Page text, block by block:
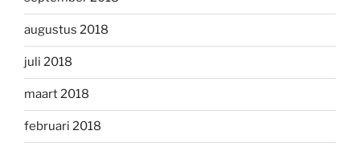
augustus 2018
juli 2018
maart 2018
februari 2018